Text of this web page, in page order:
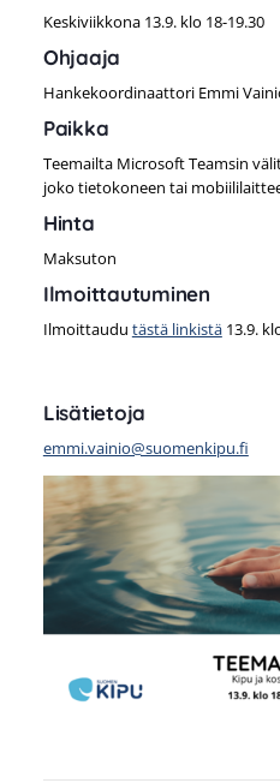
Keskiviikkona 13.9. klo 18-19.30
Ohjaaja
Hankekoordinaattori Emmi
Paikka
Teemailta Microsoft Teamsin
joko tietokoneen tai
Hinta
Maksuton
Ilmoittautuminen
Ilmoittaudu tästä linkistä13.9.
Lisätietoja
emmi.vainio@suomenkipu.fi